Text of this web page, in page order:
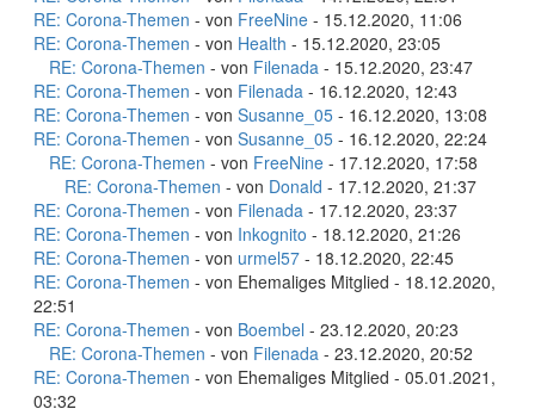
RE: Corona-Themen - von FreeNine - 15.12.2020, 11:06
RE: Corona-Themen - von Health - 15.12.2020, 23:05
RE: Corona-Themen - von Filenada - 15.12.2020, 23:47
RE: Corona-Themen - von Filenada - 16.12.2020, 12:43
RE: Corona-Themen - von Susanne_05 - 16.12.2020, 13:08
RE: Corona-Themen - von Susanne_05 - 16.12.2020, 22:24
RE: Corona-Themen - von FreeNine - 17.12.2020, 17:58
RE: Corona-Themen - von Donald - 17.12.2020, 21:37
RE: Corona-Themen - von Filenada - 17.12.2020, 23:37
RE: Corona-Themen - von Inkognito - 18.12.2020, 21:26
RE: Corona-Themen - von urmel57 - 18.12.2020, 22:45
RE: Corona-Themen - von Ehemaliges Mitglied - 18.12.2020,
22:51
RE: Corona-Themen - von Boembel - 23.12.2020, 20:23
RE: Corona-Themen - von Filenada - 23.12.2020, 20:52
RE: Corona-Themen - von Ehemaliges Mitglied - 05.01.2021,
03:32